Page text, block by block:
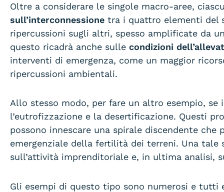
Oltre a considerare le singole macro-aree,
sull’interconnessione tra i quattro elementi del
ripercussioni sugli altri, spesso amplificate da
questo ricadrà anche sulle condizioni
interventi di emergenza, come un maggior
ripercussioni ambientali.
Allo stesso modo, per fare un altro esempio, se
l’eutrofizzazione e la desertificazione. Questi
possono innescare una spirale discendente
emergenziale della fertilità dei terreni. Una
sull’attività imprenditoriale e, in ultima analisi,
Gli esempi di questo tipo sono numerosi e tutti